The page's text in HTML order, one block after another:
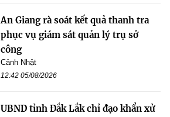
An Giang rà soát kết quả thanh tra
phục vụ giám sát quản lý trụ sở
công
Cảnh Nhật
12:42 05/08/2026
UBND tỉnh Đắk Lắk chỉ đạo khẩn xử